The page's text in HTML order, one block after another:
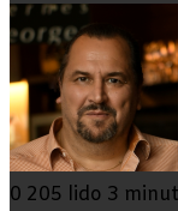
Switch
skin
0 205 lido 3